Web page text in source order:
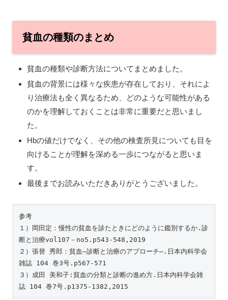
貧血の種類のまとめ
貧血の種類や診断方法についてまとめました。
貧血の背景には様々な疾患が存在しており、それによ
り治療法も全く異なるため、どのような可能性がある
のかを理解しておくことは非常に重要だと思いまし
た。
Hbの値だけでなく、その他の検査所見についても目を
向けることが理解を深める一歩につながると思いま
す。
最後までお読みいただきありがとうございました。
参考
１）岡田定：慢性の貧血を診たときにどのように鑑別するか.診
断と治療vol107－no5.p543-548,2019
２）張替 秀郎：貧血―診断と治療のアプローチ―.日本内科学会
雑誌 104 巻3号.p567-571
３）成田 美和子:貧血の分類と診断の進め方.日本内科学会雑